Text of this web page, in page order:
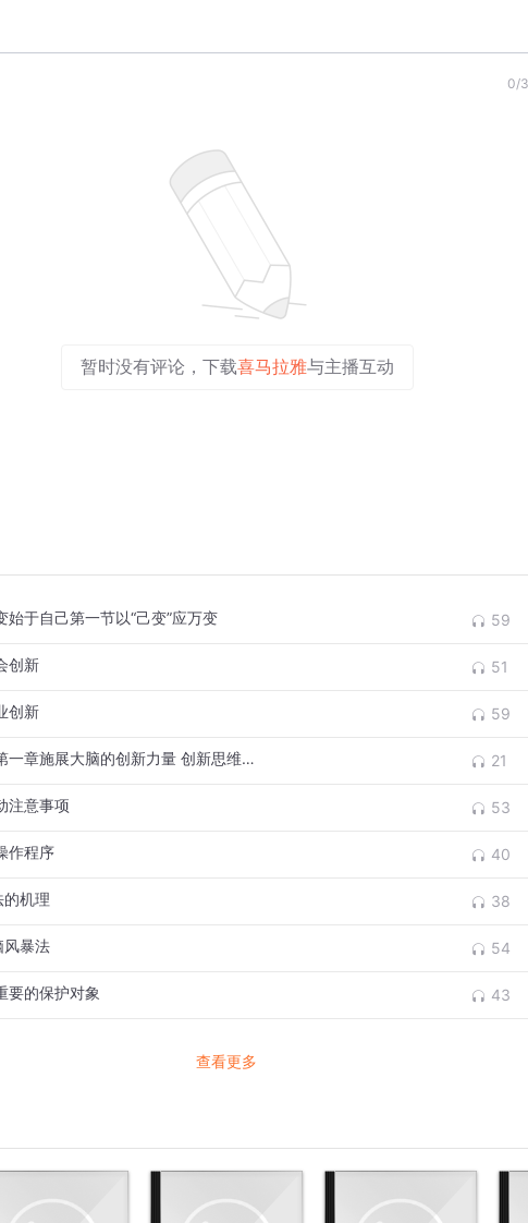
0/
暂时没有评论，下载喜马拉雅与主播互动
于自己第一节以“己变”应万变 59
创新 51
创新 59
第二篇唤醒创造天才 第一章施展大脑的创新力量 创新思维特征 21
注意事项 53
作程序 40
机理 38
风暴法 54
要的保护对象 43
查看更多